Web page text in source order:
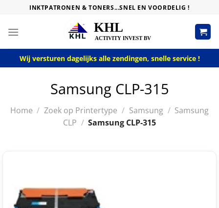
content
INKTPATRONEN & TONERS...SNEL EN VOORDELIG !
Wij versturen dagelijks alle zendingen, snelle service !
Samsung CLP-315
Home / Zoek op Printertype / Samsung / Samsung
CLP / Samsung CLP-315